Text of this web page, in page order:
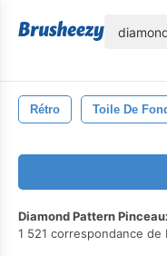
Rétro Toile De
Diamond Pattern
1 521 correspondance de